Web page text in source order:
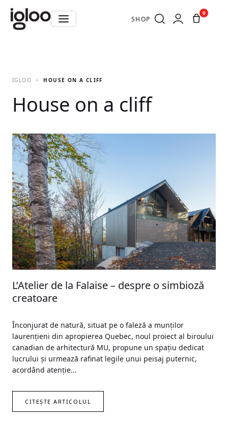
SHOP
0
IGLOO HOUSE ON A CLIFF
House on a cliff
L’Atelier de la Falaise – despre o simbioză
creatoare
Înconjurat de natură, situat pe o faleză a munților
laurențieni din apropierea Quebec, noul proiect al biroului
canadian de arhitectură MU, propune un spațiu dedicat
lucrului și urmează rafinat legile unui peisaj puternic,
acordând atenţie...
CITEȘTE ARTICOLUL